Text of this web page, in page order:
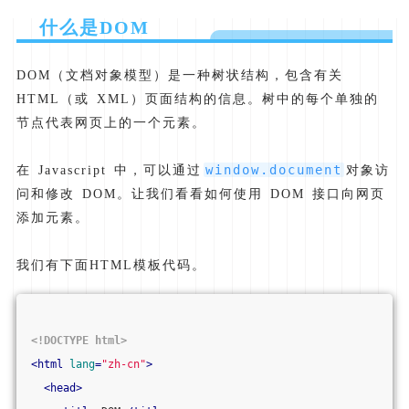
什么是DOM
DOM（文档对象模型）是一种树状结构，包含有关
HTML（或 XML）页面结构的信息。树中的每个单独的
节点代表网页上的一个元素。
在 Javascript 中，可以通过 window.document 对象访
问和修改 DOM。让我们看看如何使用 DOM 接口向网页
添加元素。
我们有下面HTML模板代码。
<!DOCTYPE html>
<html lang="zh-cn">
<head>